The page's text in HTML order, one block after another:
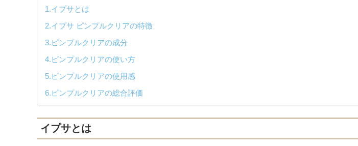
1.イプサとは
2.イプサ ピンプルクリアの特徴
3.ピンプルクリアの成分
4.ピンプルクリアの使い方
5.ピンプルクリアの使用感
6.ピンプルクリアの総合評価
イプサとは